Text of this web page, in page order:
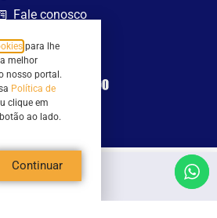
Fale conosco
Site seguro
- Sociedade Rádio Araguaia de Brusque Ltda -
82.983.230/0001-82
para lhe
melhor
nosso portal.
Política de
clique em
ao lado.
Continuar